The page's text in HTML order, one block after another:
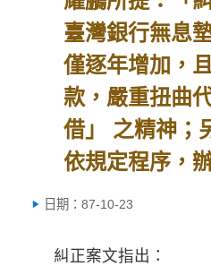
臺灣銀行無息
僅逐年增加，
款，嚴重扭曲
借」 之精神；
依規定程序，
日期：87-10-23
糾正案文指出：